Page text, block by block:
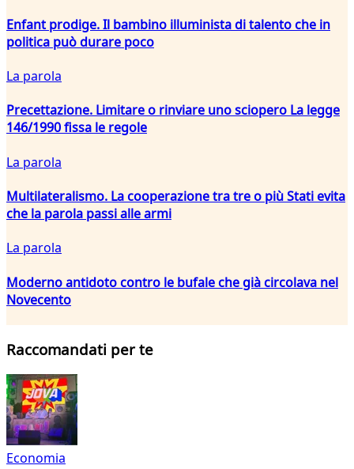
Enfant prodige. Il bambino illuminista di talento che in
politica può durare poco
La parola
Precettazione. Limitare o rinviare uno sciopero La legge
146/1990 fissa le regole
La parola
Multilateralismo. La cooperazione tra tre o più Stati evita
che la parola passi alle armi
La parola
Moderno antidoto contro le bufale che già circolava nel
Novecento
Raccomandati per te
Economia